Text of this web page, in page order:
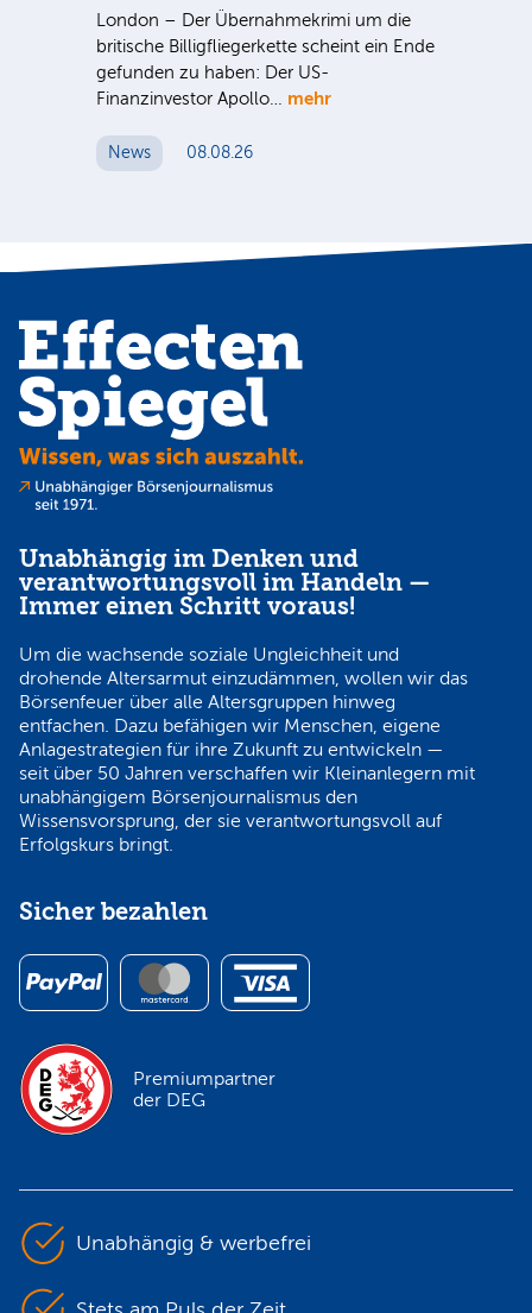
London – Der Übernahmekrimi um die
britische Billigfliegerkette scheint ein Ende
gefunden zu haben: Der US-
Finanzinvestor Apollo… mehr
News 08.08.26
Unabhängig im Denken und
verantwortungsvoll im Handeln —
Immer einen Schritt voraus!
Um die wachsende soziale Ungleichheit und
drohende Altersarmut einzudämmen, wollen wir das
Börsenfeuer über alle Altersgruppen hinweg
entfachen. Dazu befähigen wir Menschen, eigene
Anlagestrategien für ihre Zukunft zu entwickeln —
seit über 50 Jahren verschaffen wir Kleinanlegern mit
unabhängigem Börsenjournalismus den
Wissensvorsprung, der sie verantwortungsvoll auf
Erfolgskurs bringt.
Sicher bezahlen
Premiumpartner
der DEG
Unabhängig & werbefrei